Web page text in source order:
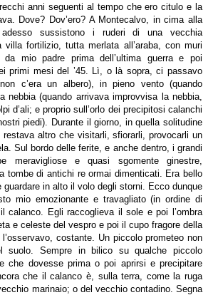
anni seguenti al tempo che ero citulo e la
Dove? Dov’ero? A Montecalvo, in cima alla
sussistono i ruderi di una vecchia
fortilizio, tutta merlata all’araba, con muri
mio padre prima dell’ultima guerra e poi
primi mesi del ’45. Lì, o là sopra, ci passavo
c’era un albero), in pieno vento (quando
nebbia (quando arrivava improvvisa la nebbia,
d’ali; e proprio sull’orlo dei precipitosi calanchi
piedi). Durante il giorno, in quella solitudine
altro che visitarli, sfiorarli, provocarli un
Sul bordo delle ferite, e anche dentro, i grandi
meravigliose e quasi sgomente ginestre,
tombe di antichi re ormai dimenticati. Era bello
in alto il volo degli storni. Ecco dunque
mio emozionante e travagliato (in ordine di
calanco. Egli raccoglieva il sole e poi l’ombra
e celeste del vespro e poi il cupo fragore della
costante. Un piccolo prometeo non
suolo. Sempre in bilico su qualche piccolo
che dovesse prima o poi aprirsi e precipitare
che il calanco è, sulla terra, come la ruga
marinaio; o del vecchio contadino. Segna